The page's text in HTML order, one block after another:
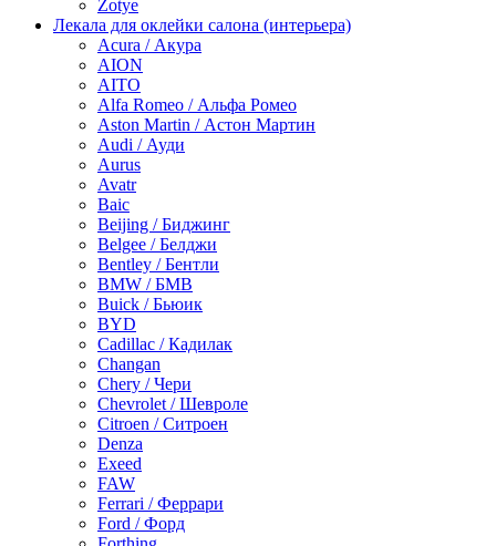
Zotye
Лекала для оклейки салона (интерьера)
Acura / Акура
AION
AITO
Alfa Romeo / Альфа Ромео
Aston Martin / Астон Мартин
Audi / Ауди
Aurus
Avatr
Baic
Beijing / Биджинг
Belgee / Белджи
Bentley / Бентли
BMW / БМВ
Buick / Бьюик
BYD
Cadillac / Кадилак
Changan
Chery / Чери
Chevrolet / Шевроле
Citroen / Ситроен
Denza
Exeed
FAW
Ferrari / Феррари
Ford / Форд